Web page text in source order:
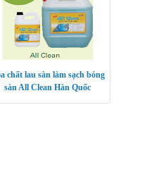
chất lau sàn làm sạch bóng
sàn All Clean Hàn Quốc